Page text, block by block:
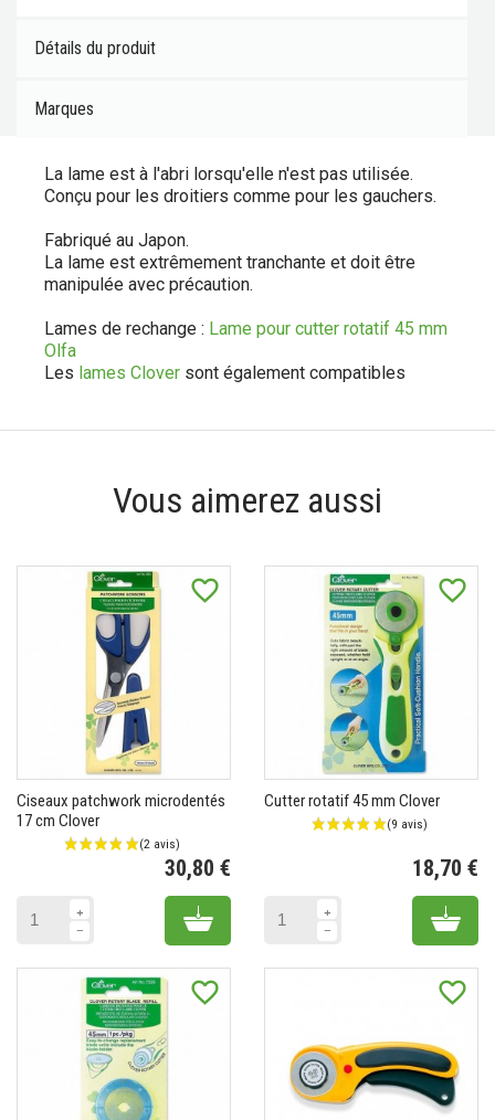
Détails du produit
Marques
La lame est à l'abri lorsqu'elle n'est pas utilisée.
Conçu pour les droitiers comme pour les gauchers.
Fabriqué au Japon.
La lame est extrêmement tranchante et doit être
manipulée avec précaution.
Lames de rechange : Lame pour cutter rotatif 45 mm
Olfa
Les lames Clover sont également compatibles
Vous aimerez aussi
favorite_border
Ciseaux patchwork microdentés
17 cm Clover
30,80 €
Add to cart
favorite_border
Cutter rotatif 45 mm Clover
18,70 €
Add
favorite_border favorite_border